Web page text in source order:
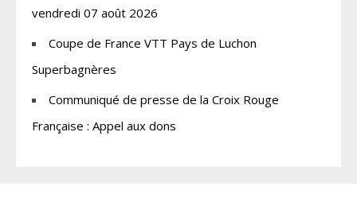
vendredi 07 août 2026
Coupe de France VTT Pays de Luchon
Superbagnères
Communiqué de presse de la Croix Rouge
Française : Appel aux dons